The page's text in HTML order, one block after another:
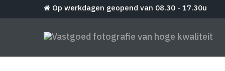
Op werkdagen geopend van 08.30 - 17.30u